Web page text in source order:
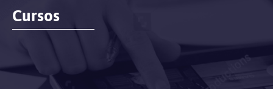
Cursos